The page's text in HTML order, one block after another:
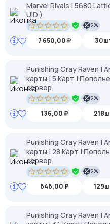
Marvel Rivals | 5680
UID )
2%
7 650,00 ₽
Punishing Gray Raven |
карты | 5 Карт |
сервер
2%
136,00 ₽
Punishing Gray Raven |
карты | 28 Карт |
сервер
2%
646,00 ₽
Punishing Gray Raven |